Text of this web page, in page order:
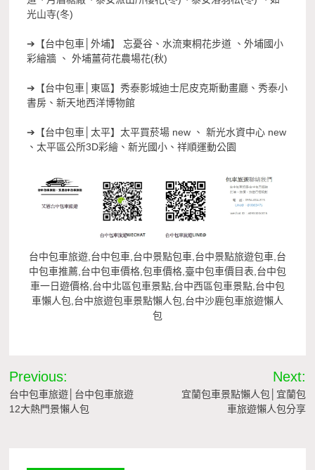
光山寺(冬)
➔【台中包車│外埔】 忘憂谷、水流東桐花步道 、外埔國小
彩繪牆 、 外埔薑荷花農場花(秋)
➔【台中包車│東區】秀泰影城迪士尼皮克斯動畫廳、秀泰小
書房、新天地西洋博物館
➔【台中包車│太平】太平買菸場 new 、 新光水資中心 new
、太平區公所3D彩繪、新光國小、祥順運動公園
台中包車旅遊,台中包車,台中景點包車,台中景點旅遊包車,台
中包車推薦,台中包車價格,包車價格,臺中包車價目表,台中包
車一日遊價格,台中北區包車景點,台中西區包車景點,台中包
車懶人包,台中旅遊包車景點懶人包,台中沙鹿包車旅遊懶人
包
文
章
Previous:
台中包車旅遊│台中包車旅遊
12大熱門景懶人包
Next:
宜蘭包車景點懶人包│宜蘭包
車旅遊懶人包分享